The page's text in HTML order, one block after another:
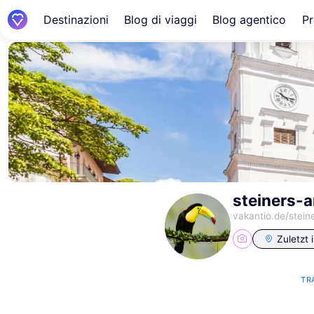
Destinazioni Blog di viaggi Blog agentico
steiners-
vakantio.de/
Zuletzt